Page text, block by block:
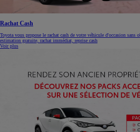
Rachat Cash
Toyota vous propose le rachat cash de votre véhicule d'occasion sans
estimation gratuite, rachat immédiat, reprise cash
Voir plus